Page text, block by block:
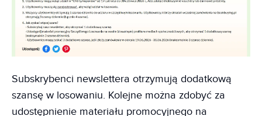
Subskrybenci newslettera otrzymują dodatkową
szansę w losowaniu. Kolejne można zdobyć za
udostępnienie materiału promocyjnego na